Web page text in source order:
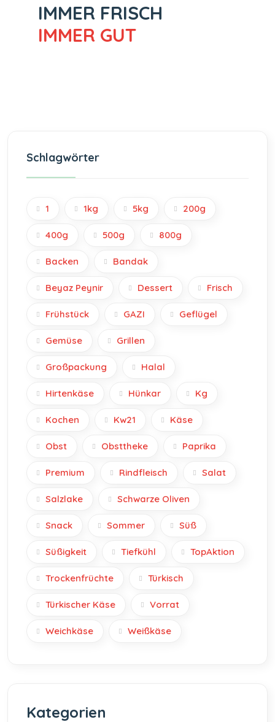
IMMER FRISCH
IMMER GUT
Schlagwörter
1 1kg 5kg 200g
400g 500g 800g
Backen Bandak
Beyaz Peynir Dessert Frisch
Frühstück GAZI Geflügel
Gemüse Grillen
Großpackung Halal
Hirtenkäse Hünkar Kg
Kochen Kw21 Käse
Obst Obsttheke Paprika
Premium Rindfleisch Salat
Salzlake Schwarze Oliven
Snack Sommer Süß
Süßigkeit Tiefkühl TopAktion
Trockenfrüchte Türkisch
Türkischer Käse Vorrat
Weichkäse Weißkäse
Kategorien